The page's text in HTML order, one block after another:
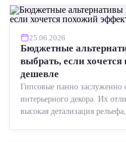
25.06.2026
Бюджетные
выбрать, если
дешевле
Гипсовые панно заслуженно
интерьерного декора. Их
высокая детализация